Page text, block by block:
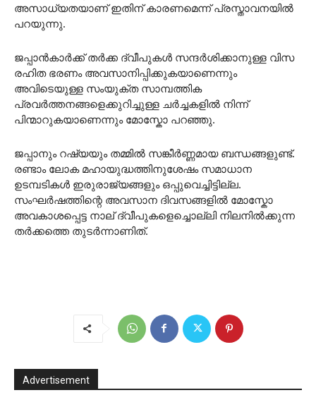
അസാധ്യതയാണ് ഇതിന് കാരണമെന്ന് പ്രസ്താവനയിൽ
പറയുന്നു.
ജപ്പാൻകാർക്ക് തർക്ക ദ്വീപുകൾ സന്ദർശിക്കാനുള്ള വിസ
രഹിത ഭരണം അവസാനിപ്പിക്കുകയാണെന്നും
അവിടെയുള്ള സംയുക്ത സാമ്പത്തിക
പ്രവർത്തനങ്ങളെക്കുറിച്ചുള്ള ചർച്ചകളിൽ നിന്ന്
പിന്മാറുകയാണെന്നും മോസ്കോ പറഞ്ഞു.
ജപ്പാനും റഷ്യയും തമ്മിൽ സങ്കീർണ്ണമായ ബന്ധങ്ങളുണ്ട്.
രണ്ടാം ലോക മഹായുദ്ധത്തിനുശേഷം സമാധാന
ഉടമ്പടികൾ ഇരുരാജ്യങ്ങളും ഒപ്പുവെച്ചിട്ടില്ല.
സംഘർഷത്തിന്റെ അവസാന ദിവസങ്ങളിൽ മോസ്കോ
അവകാശപ്പെട്ട നാല് ദ്വീപുകളെച്ചൊല്ലി നിലനിൽക്കുന്ന
തർക്കത്തെ തുടർന്നാണിത്.
Advertisement